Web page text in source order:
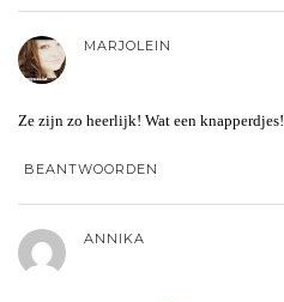
MARJOLEIN
Ze zijn zo heerlijk! Wat een knapperdjes!
BEANTWOORDEN
ANNIKA